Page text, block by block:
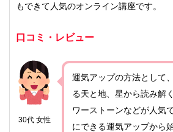
もできて人気のオンライン講座です。
口コミ・レビュー
30代 女性
運気アップの方法として
る天と地、星から読み解
ワーストーンなどが人気
にできる運気アップから